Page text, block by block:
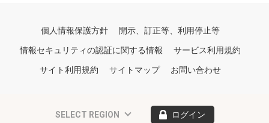
個人情報保護方針 開示、訂正等、利用停止等
情報セキュリティの認証に関する情報 サービス利用規約
サイト利用規約 サイトマップ お問い合わせ
SELECT REGION ログイン